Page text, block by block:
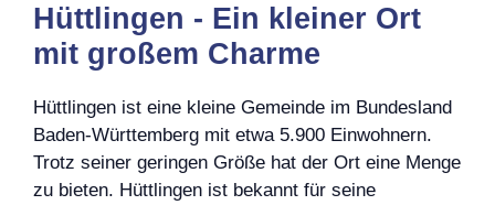
Hüttlingen - Ein kleiner Ort
mit großem Charme
Hüttlingen ist eine kleine Gemeinde im Bundesland
Baden-Württemberg mit etwa 5.900 Einwohnern.
Trotz seiner geringen Größe hat der Ort eine Menge
zu bieten. Hüttlingen ist bekannt für seine